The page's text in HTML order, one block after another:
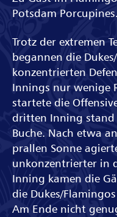
Potsdam Porcupines.
Trotz der extremen
begannen die
konzentrierten
Innings nur wenige
startete die
dritten Inning stand
Buche. Nach etwa
prallen Sonne
unkonzentrierter in
Inning kamen die
die Dukes/
Am Ende nicht